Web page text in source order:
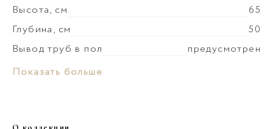
Высота, см
65
Глубина, см
50
Вывод труб в пол
предусмотрен
Материал раковины
Монтаж умывальника
Покрытие корпуса
Показать больше